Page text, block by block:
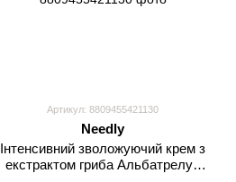
Артикул: 8809455421130
Needly
Інтенсивний зволожуючий крем з
екстрактом гриба Альбатрелус